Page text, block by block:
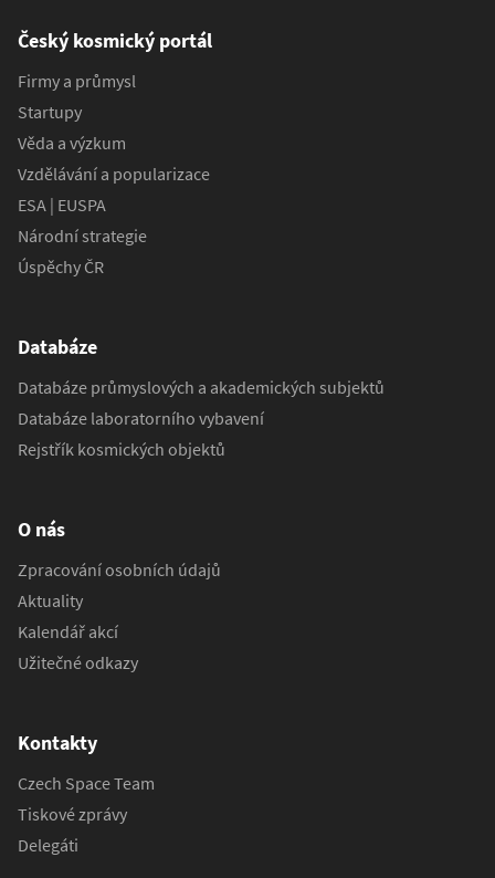
Český kosmický portál
Firmy a průmysl
Startupy
Věda a výzkum
Vzdělávání a popularizace
ESA | EUSPA
Národní strategie
Úspěchy ČR
Databáze
Databáze průmyslových a akademických subjektů
Databáze laboratorního vybavení
Rejstřík kosmických objektů
O nás
Zpracování osobních údajů
Aktuality
Kalendář akcí
Užitečné odkazy
Kontakty
Czech Space Team
Tiskové zprávy
Delegáti